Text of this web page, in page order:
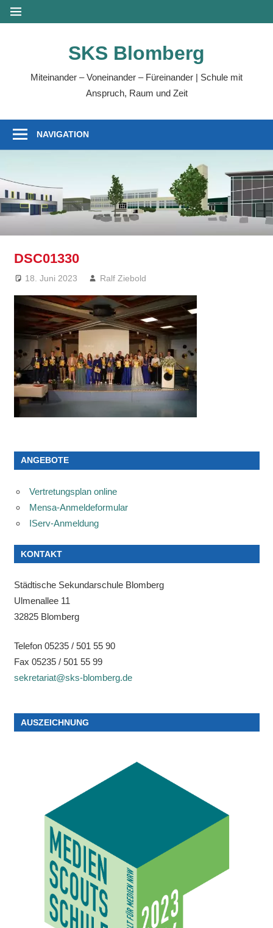
Zum
Inhalt
MENÜ
SKS Blomberg
Miteinander – Voneinander – Füreinander | Schule mit
Anspruch, Raum und Zeit
NAVIGATION
DSC01330
18. Juni 2023 Ralf Ziebold
ANGEBOTE
Vertretungsplan online
Mensa-Anmeldeformular
IServ-Anmeldung
KONTAKT
Städtische Sekundarschule Blomberg
Ulmenallee 11
32825 Blomberg
Telefon 05235 / 501 55 90
Fax 05235 / 501 55 99
sekretariat@sks-blomberg.de
AUSZEICHNUNG